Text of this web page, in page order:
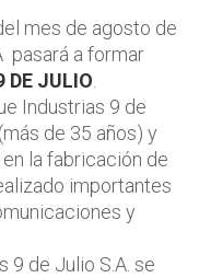
mes de agosto de
pasará a formar
DE JULIO
Industrias 9 de
de 35 años) y
la fabricación de
importantes
y
9 de Julio S.A. se